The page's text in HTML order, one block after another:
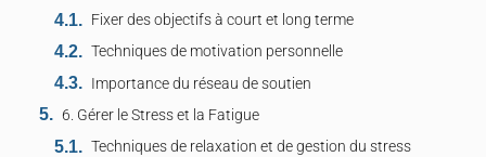
Fixer des objectifs à court et long terme
Techniques de motivation personnelle
Importance du réseau de soutien
6. Gérer le Stress et la Fatigue
Techniques de relaxation et de gestion du stress